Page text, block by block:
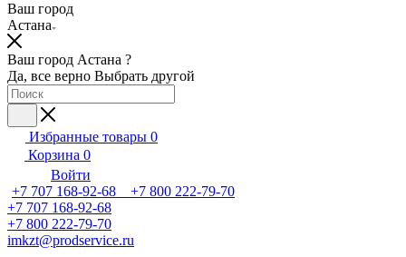
Ваш город
Астана
Ваш город Астана ?
Да, все верно Выбрать другой
Избранные товары 0
Корзина 0
Войти
+7 707 168-92-68 +7 800 222-79-70
+7 707 168-92-68
+7 800 222-79-70
imkzt@prodservice.ru